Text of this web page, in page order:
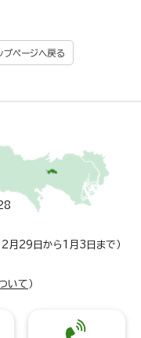
プページへ戻る
12月29日から1月3日まで）
いて ）